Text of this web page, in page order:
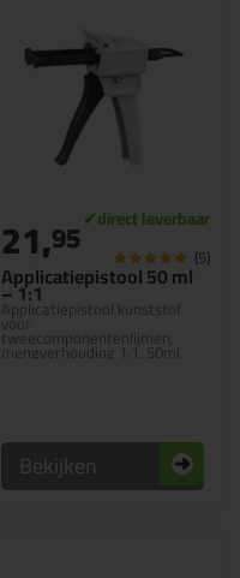
Applicatiepistool 50 ml
– 1:1
Applicatiepistool kunststof
voor
tweecomponentenlijmen,
mengverhouding 1:1, 50ml
21,95 (5)
Bekijken